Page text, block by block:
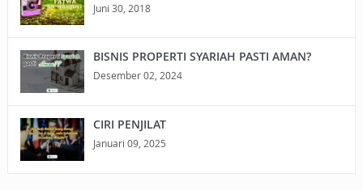
Juni 30, 2018
BISNIS PROPERTI SYARIAH PASTI AMAN?
Desember 02, 2024
CIRI PENJILAT
Januari 09, 2025